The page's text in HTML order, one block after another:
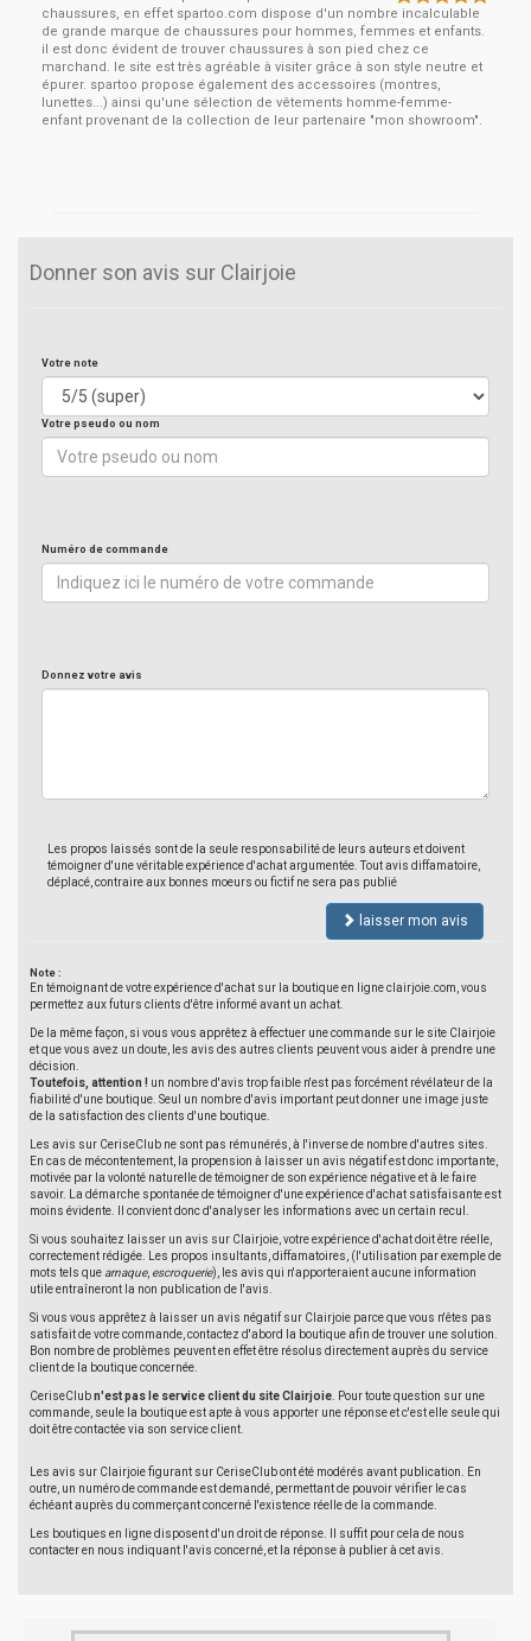
chaussures, en effet spartoo.com dispose d'un nombre incalculable
de grande marque de chaussures pour hommes, femmes et enfants.
il est donc évident de trouver chaussures à son pied chez ce
marchand. le site est très agréable à visiter grâce à son style neutre et
épurer. spartoo propose également des accessoires (montres,
lunettes...) ainsi qu'une sélection de vêtements homme-femme-
enfant provenant de la collection de leur partenaire "mon showroom".
Donner son avis sur Clairjoie
Votre note
Votre pseudo ou nom
Numéro de commande
Donnez votre avis
Les propos laissés sont de la seule responsabilité de leurs auteurs et doivent
témoigner d'une véritable expérience d'achat argumentée. Tout avis diffamatoire,
déplacé, contraire aux bonnes moeurs ou fictif ne sera pas publié
laisser mon avis
Note :
En témoignant de votre expérience d'achat sur la boutique en ligne clairjoie.com, vous
permettez aux futurs clients d'être informé avant un achat.
De la même façon, si vous vous apprêtez à effectuer une commande sur le site Clairjoie
et que vous avez un doute, les avis des autres clients peuvent vous aider à prendre une
décision.
Toutefois, attention ! un nombre d'avis trop faible n'est pas forcément révélateur de la
fiabilité d'une boutique. Seul un nombre d'avis important peut donner une image juste
de la satisfaction des clients d'une boutique.
Les avis sur CeriseClub ne sont pas rémunérés, à l'inverse de nombre d'autres sites.
En cas de mécontentement, la propension à laisser un avis négatif est donc importante,
motivée par la volonté naturelle de témoigner de son expérience négative et à le faire
savoir. La démarche spontanée de témoigner d'une expérience d'achat satisfaisante est
moins évidente. Il convient donc d'analyser les informations avec un certain recul.
Si vous souhaitez laisser un avis sur Clairjoie, votre expérience d'achat doit être réelle,
correctement rédigée. Les propos insultants, diffamatoires, (l'utilisation par exemple de
mots tels que arnaque, escroquerie), les avis qui n'apporteraient aucune information
utile entraîneront la non publication de l'avis.
Si vous vous apprêtez à laisser un avis négatif sur Clairjoie parce que vous n'êtes pas
satisfait de votre commande, contactez d'abord la boutique afin de trouver une solution.
Bon nombre de problèmes peuvent en effet être résolus directement auprès du service
client de la boutique concernée.
CeriseClubn'est pas le service client du site Clairjoie . Pour toute question sur une
commande, seule la boutique est apte à vous apporter une réponse et c'est elle seule qui
doit être contactée via son service client.
Les avis sur Clairjoie figurant sur CeriseClub ont été modérés avant publication. En
outre, un numéro de commande est demandé, permettant de pouvoir vérifier le cas
échéant auprès du commerçant concerné l'existence réelle de la commande.
Les boutiques en ligne disposent d'un droit de réponse. Il suffit pour cela de nous
contacter en nous indiquant l'avis concerné, et la réponse à publier à cet avis.